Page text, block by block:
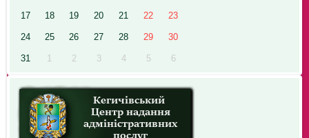
17 18 19 20 21 22 23
24 25 26 27 28 29 30
31 1 2 3 4 5 6